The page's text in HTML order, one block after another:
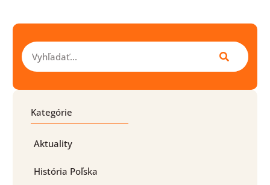
Vyhľadať
Kategórie
Aktuality
História Poľska